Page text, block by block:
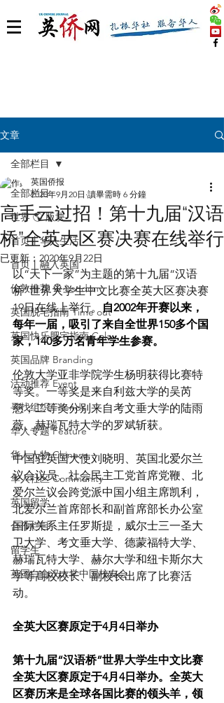
文章
全部栏目
世界 🌎 版块
首页丨华人生活
首页丨融入英国
伦敦推荐 🎡 London
英国脱宅指南 Time out
英国快乐肥宅指南 Cola
英国品牌 Branding
活动推荐 Event
寻找组织 Friends
华人专题 Feature
华人人物 Chinese
华人社区 Community
英国留学
合作栏目
留学生
英国白金汉大学中国校友会
全部栏目
高手云过招！第十九届“汉语
桥”全英大区赛决赛在线举行
英国侨报
2020年9月20日 讀畢需時 6 分鐘
已更新： 2020年9月22日
以“天下一家”为主题的第十九届“汉语
桥”世界大学生中文比赛全英大区赛决赛
19日在线上举行。
自2002年开赛以来，
每年一届，吸引了来自全世界150多个国
家，140多万名青年学生参赛。
伦敦大学亚非学院学生杨明获得比赛特
等奖。一等奖是来自利兹大学的吴芮
慈；二等奖分别来自考文垂大学的陆雨
薇、赫瑞瓦特大学的罗斌斩获。
中国驻英国大使刘晓明、英国北爱尔兰
议会议员、社会民主工党首席党鞭、北
爱尔兰议会跨党派中国小组主席凯利，
北爱尔兰首席部长和副首席部长办公室
国际关系主任罗斯提，威尔士三一圣大
卫大学、考文垂大学、德蒙福特大学、
赫瑞瓦特大学、赫尔大学和纽卡斯尔大
学等高校校长、副校长出席了比赛活
动。
全英大区赛原定于4月4日举办
第十九届“汉语桥”世界大学生中文比赛
全英大区赛原定于4月4日举办。全英大
区赛历来是全球各国比赛的领头羊，领